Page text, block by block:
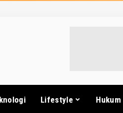
Lifestyle Hukum